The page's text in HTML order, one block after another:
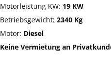
Motorleistung KW: 19 KW
Betriebsgewicht: 2340 Kg
Motor: Diesel
Keine Vermietung an